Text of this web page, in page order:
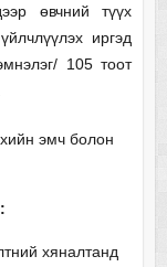
өвчний түүх
иргэд
105 тоот
эмч болон
хяналтанд